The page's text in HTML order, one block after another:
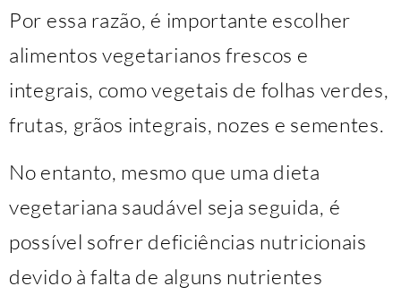
Por essa razão, é importante escolher
alimentos vegetarianos frescos e
integrais, como vegetais de folhas verdes,
frutas, grãos integrais, nozes e sementes.
No entanto, mesmo que uma dieta
vegetariana saudável seja seguida, é
possível sofrer deficiências nutricionais
devido à falta de alguns nutrientes